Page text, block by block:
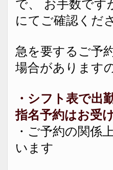
で、 お手数です
にてご確認くだ
急を要するご予
場合があります
・シフト表で出
指名予約はお受
・ご予約の関係
います